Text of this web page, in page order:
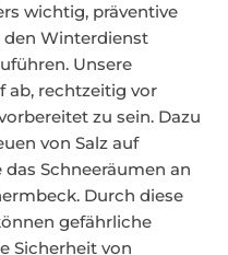
wichtig, präventive
den Winterdienst
Unsere
ab, rechtzeitig vor
zu sein. Dazu
von Salz auf
Schneeräumen an
Durch diese
gefährliche
Sicherheit von